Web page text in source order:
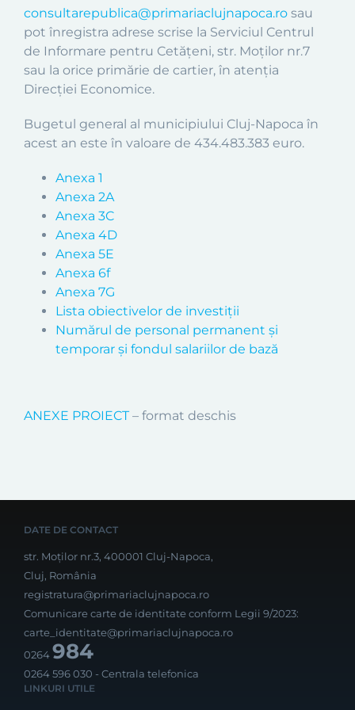
consultarepublica@primariaclujnapoca.ro sau
pot înregistra adrese scrise la Serviciul Centrul
de Informare pentru Cetățeni, str. Moților nr.7
sau la orice primărie de cartier, în atenția
Direcției Economice.
Bugetul general al municipiului Cluj-Napoca în
acest an este în valoare de 434.483.383 euro.
Anexa 1
Anexa 2A
Anexa 3C
Anexa 4D
Anexa 5E
Anexa 6f
Anexa 7G
Lista obiectivelor de investiții
Numărul de personal permanent și
temporar și fondul salariilor de bază
ANEXE PROIECT– format deschis
DATE DE CONTACT
str. Moților nr.3, 400001 Cluj-Napoca,
Cluj, România
registratura@primariaclujnapoca.ro
Comunicare carte de identitate conform Legii 9/2023:
carte_identitate@primariaclujnapoca.ro
0264984
0264 596 030 - Centrala telefonica
LINKURI UTILE